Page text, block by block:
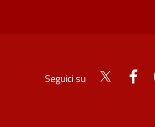
Seguici su